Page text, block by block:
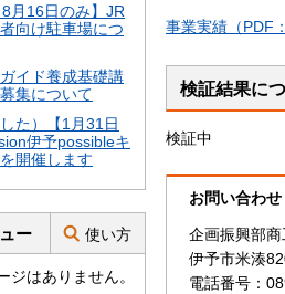
8月16日のみ】JR
向け駐車場につ
イド養成基礎講
集について
した）【1月31日
伊予possibleキ
開催します
ー 使い方
ジはありません。
事業実績（PDF
検証結果に
検証中
お問い合わせ
企画振興部
伊予市米湊
電話番号：